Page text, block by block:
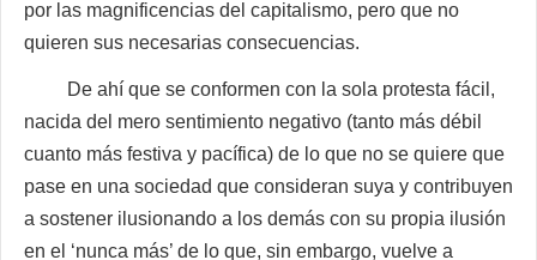
por las magnificencias del capitalismo, pero que no
quieren sus necesarias consecuencias.
De ahí que se conformen con la sola protesta fácil,
nacida del mero sentimiento negativo (tanto más débil
cuanto más festiva y pacífica) de lo que no se quiere que
pase en una sociedad que consideran suya y contribuyen
a sostener ilusionando a los demás con su propia ilusión
en el ‘nunca más’ de lo que, sin embargo, vuelve a